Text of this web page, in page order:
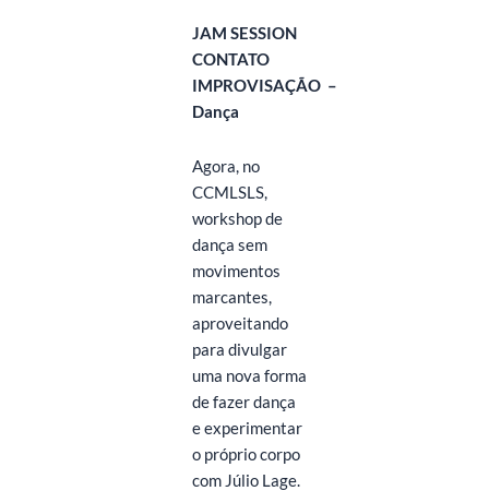
JAM SESSION
CONTATO
IMPROVISAÇÃO –
Dança
Agora, no
CCMLSLS,
workshop de
dança sem
movimentos
marcantes,
aproveitando
para divulgar
uma nova forma
de fazer dança
e experimentar
o próprio corpo
com Júlio Lage.